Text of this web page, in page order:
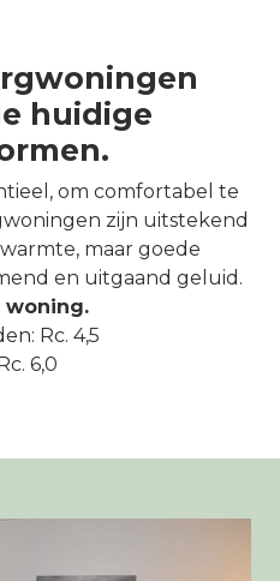
huidige
om comfortabel te
zijn uitstekend
maar goede
en uitgaand geluid.
woning.
Rc. 4,5
6,0